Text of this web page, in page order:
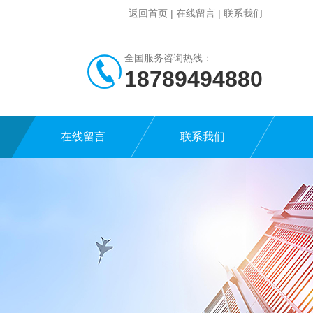
返回首页 | 在线留言 | 联系我们
全国服务咨询热线：
18789494880
在线留言 联系我们